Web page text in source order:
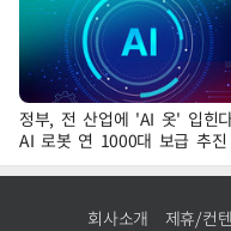
정부, 전 산업에 'AI 옷' 입힌
AI 로봇 연 1000대 보급 추진
회사소개 제휴/컨